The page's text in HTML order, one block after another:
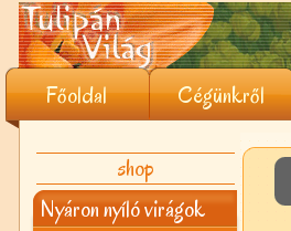
Főoldal Cégünkről
shop
Nyáron nyíló virágok